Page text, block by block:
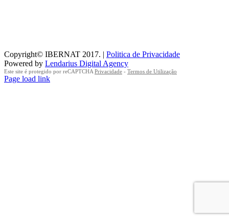
Copyright© IBERNAT 2017. | Politica de Privacidade
Powered by Lendarius Digital Agency
Este site é protegido por reCAPTCHA Privacidade - Termos de Utilização
Page load link